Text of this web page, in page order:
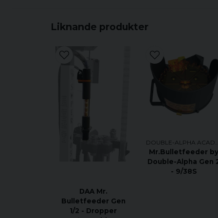
Liknande produkter
DAA Mr.
Bulletfeeder Gen
1/2 - Dropper
Mr.Bulletfeeder by
Double-Alpha Gen
- 9/38S